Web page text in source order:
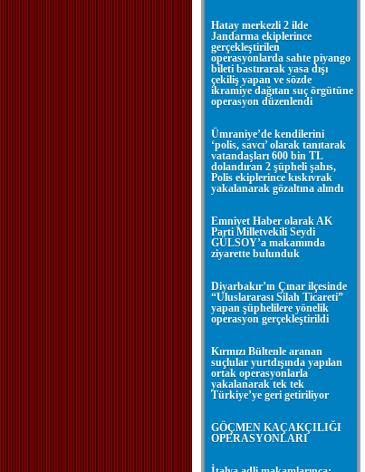
Hatay merkezli 2 ilde
Jandarma ekiplerince
gerçekleştirilen
operasyonlarda sahte piyango
bileti bastırarak yasa dışı
çekiliş yapan ve sözde
ikramiye dağıtan suç örgütüne
operasyon düzenlendi
Ümraniye’de kendilerini
‘polis, savcı’ olarak tanıtarak
vatandaşları 600 bin TL
dolandıran 2 şüpheli şahıs,
Polis ekiplerince kıskıvrak
yakalanarak gözaltına alındı
Emniyet Haber olarak AK
Parti Milletvekili Seydi
GÜLSOY’a makamında
ziyarette bulunduk
Diyarbakır’ın Çınar ilçesinde
“Uluslararası Silah Ticareti”
yapan şüphelilere yönelik
operasyon gerçekleştirildi
Kırmızı Bültenle aranan
suçlular yurtdışında yapılan
ortak operasyonlarla
yakalanarak tek tek
Türkiye’ye geri getiriliyor
GÖÇMEN KAÇAKÇILIĞI
OPERASYONLARI